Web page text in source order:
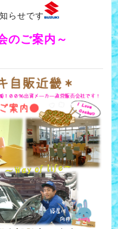
らせです
のご案内～